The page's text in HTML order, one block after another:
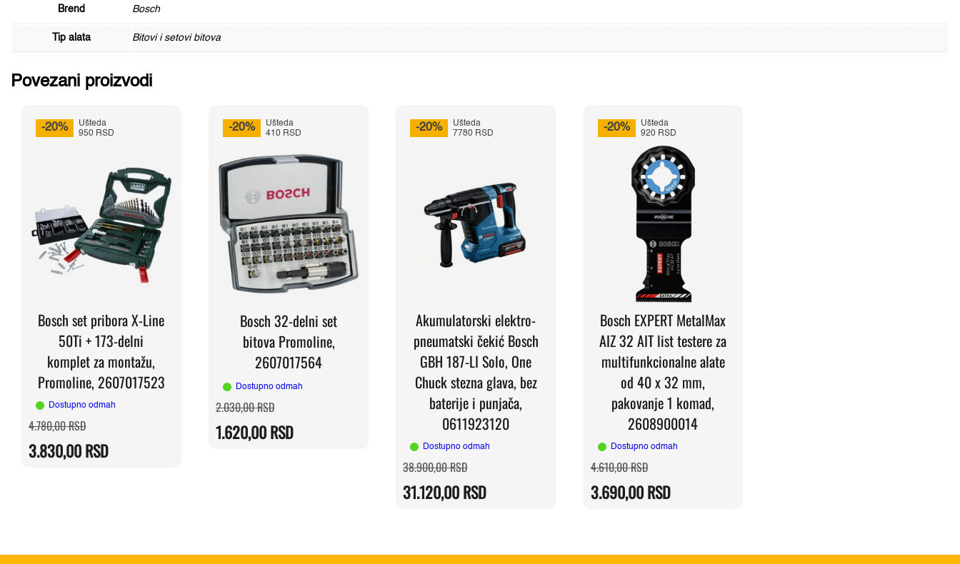
Brend Bosch
Tip alata Bitovi i setovi bitova
Povezani proizvodi
-20%
Ušteda
950 RSD
Bosch set pribora X-Line
50Ti + 173-delni
komplet za montažu,
Promoline, 2607017523
Dostupno odmah
4.780,00RSDOriginalna
cena
bila:
4.780,00 RSD.
3.830,00RSD
Trenutna
cena
3.830,00 RSD.
-20%
Ušteda
410 RSD
Bosch 32-delni set
bitova Promoline,
2607017564
Dostupno odmah
2.030,00RSDOriginalna
cena
bila:
2.030,00 RSD.
1.620,00RSD
Trenutna
cena
1.620,00 RSD.
-20%
Ušteda
7780 RSD
Akumulatorski elektro-
pneumatski čekić Bosch
GBH 187-LI Solo, One
Chuck stezna glava, bez
baterije i punjača,
0611923120
Dostupno odmah
38.900,00RSDOriginalna
cena
bila:
38.900,00 RSD.
31.120,00RSD
Trenutna
cena
31.120,00 RSD.
-20%
Ušteda
920 RSD
Bosch EXPERT MetalMax
AIZ 32 AIT list testere za
multifunkcionalne alate
od 40 x 32 mm,
pakovanje 1 komad,
2608900014
Dostupno odmah
4.610,00RSDOriginalna
cena
bila:
4.610,00 RSD.
3.690,00RSD
Trenutna
cena
3.690,00 RSD.